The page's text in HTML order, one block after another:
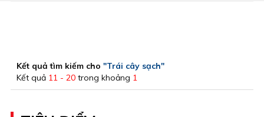
Kết quả tìm kiếm cho "Trái cây sạch"
Kết quả 11 - 20 trong khoảng 1